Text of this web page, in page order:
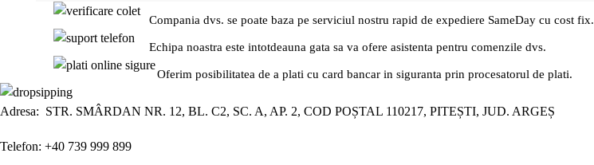
Compania dvs. se poate baza pe serviciul nostru rapid de expediere SameDay cu cost fix.
Echipa noastra este intotdeauna gata sa va ofere asistenta pentru comenzile dvs.
Oferim posibilitatea de a plati cu card bancar in siguranta prin procesatorul de plati.
Adresa: STR. SMÂRDAN NR. 12, BL. C2, SC. A, AP. 2, COD POȘTAL 110217, PITEȘTI, JUD. ARGEȘ
Telefon: +40 739 999 899